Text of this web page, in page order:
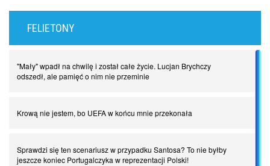
FELIETONY
"Mały" wpadł na chwilę i został całe życie. Lucjan Brychczy
odszedł, ale pamięć o nim nie przeminie
Krową nie jestem, bo UEFA w końcu mnie przekonała
Sprawdzi się ten scenariusz w przypadku Santosa? To nie byłby
jeszcze koniec Portugalczyka w reprezentacji Polski!